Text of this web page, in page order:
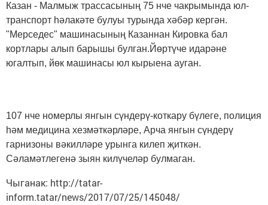
Казан - Малмыж трассасының 75 нче чакрымында юл-
транспорт һәлакәте булуы турында хәбәр кергән.
"Мерседес" машинасының Казаннан Кировка бал
кортлары алып барышы булган.Йөртүче идарәне
югалтып, йөк машинасы юл кырыена ауган.
107 нче номерлы янгын сүндерү-коткару бүлеге, полиция
һәм медицина хезмәткәрләре, Арча янгын сүндерү
гарнизоны вәкилләре урынга килеп җиткән.
Сәламәтлегенә зыян килүчеләр булмаган.
Чыганак: http://tatar-
inform.tatar/news/2017/07/25/145048/